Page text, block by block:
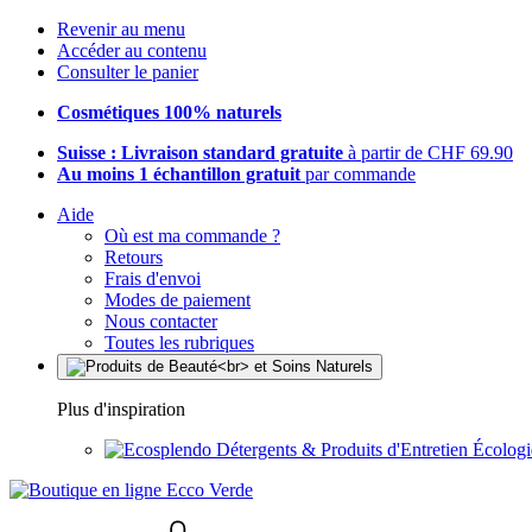
Revenir au menu
Accéder au contenu
Consulter le panier
Cosmétiques 100% naturels
Suisse : Livraison standard gratuite à partir de CHF 69.90
Au moins 1 échantillon gratuit par commande
Aide
Où est ma commande ?
Retours
Frais d'envoi
Modes de paiement
Nous contacter
Toutes les rubriques
Plus d'inspiration
Détergents & Produits d'Entretien